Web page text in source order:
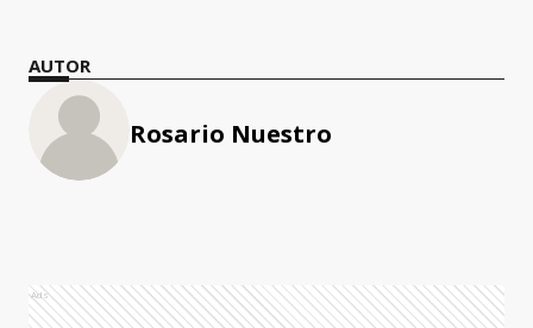
AUTOR
Rosario Nuestro
Ads